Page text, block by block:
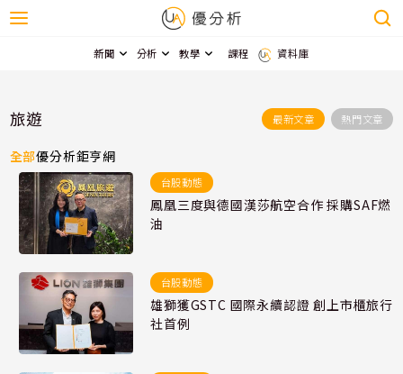
新聞 分析 教學 課程 資料庫
旅遊 最新文章 熱門文章
全部優分析鉅亨網
台股動態
鳳凰三度與德國漢莎航空合作 採購SAF燃
油
台股動態
雄獅獲GSTC 國際永續認證 創上市櫃旅行
社首例